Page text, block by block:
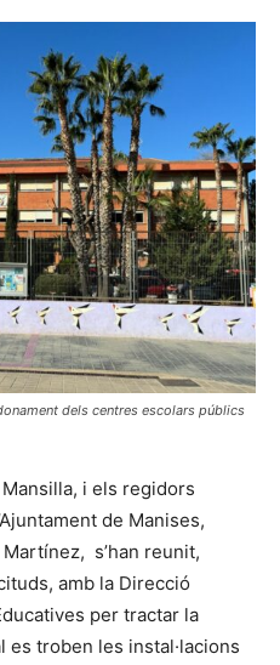
dels centres escolars públics
Mansilla, i els regidors
de Manises,
s’han reunit,
amb la Direcció
per tractar la
es troben les instal·lacions